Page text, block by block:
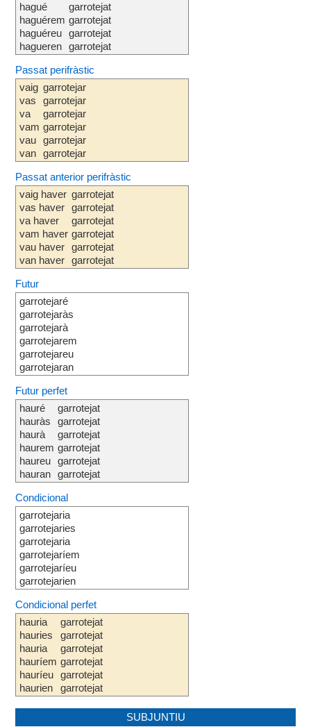
hagué
haguérem
haguéreu
hagueren
garrotejat
garrotejat
garrotejat
garrotejat
Passat perifràstic
vaig
vas
va
vam
vau
van
garrotejar
garrotejar
garrotejar
garrotejar
garrotejar
garrotejar
Passat anterior perifràstic
vaig haver
vas haver
va haver
vam haver
vau haver
van haver
garrotejat
garrotejat
garrotejat
garrotejat
garrotejat
garrotejat
Futur
garrotejaré
garrotejaràs
garrotejarà
garrotejarem
garrotejareu
garrotejaran
Futur perfet
hauré
hauràs
haurà
haurem
haureu
hauran
garrotejat
garrotejat
garrotejat
garrotejat
garrotejat
garrotejat
Condicional
garrotejaria
garrotejaries
garrotejaria
garrotejaríem
garrotejaríeu
garrotejarien
Condicional perfet
hauria
hauries
hauria
hauríem
hauríeu
haurien
garrotejat
garrotejat
garrotejat
garrotejat
garrotejat
garrotejat
SUBJUNTIU